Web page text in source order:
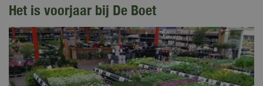
Het is voorjaar bij De Boet